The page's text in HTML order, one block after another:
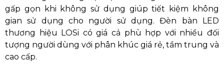
gấp gọn khi không sử dụng giúp tiết kiệm không
gian sử dụng cho người sử dụng. Đèn bàn LED
thương hiệu LOSi có giá cả phù hợp với nhiều đối
tượng người dùng với phân khúc giá rẻ, tầm trung và
cao cấp.